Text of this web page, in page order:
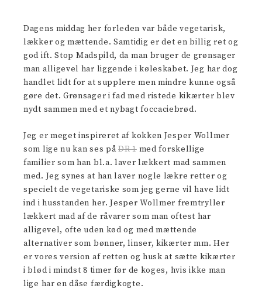
Dagens middag her forleden var både vegetarisk,
lækker og mættende. Samtidig er det en billig ret og
god ift. Stop Madspild, da man bruger de grønsager
man alligevel har liggende i køleskabet. Jeg har dog
handlet lidt for at supplere men mindre kunne også
gøre det. Grønsager i fad med ristede kikærter blev
nydt sammen med et nybagt foccaciebrød.
Jeg er meget inspireret af kokken Jesper Wollmer
som lige nu kan ses påDR 1med forskellige
familier som han bl.a. laver lækkert mad sammen
med. Jeg synes at han laver nogle lækre retter og
specielt de vegetariske som jeg gerne vil have lidt
ind i husstanden her. Jesper Wollmer fremtryller
lækkert mad af de råvarer som man oftest har
alligevel, ofte uden kød og med mættende
alternativer som bønner, linser, kikærter mm. Her
er vores version af retten og husk at sætte kikærter
i blød i mindst 8 timer før de koges, hvis ikke man
lige har en dåse færdigkogte.